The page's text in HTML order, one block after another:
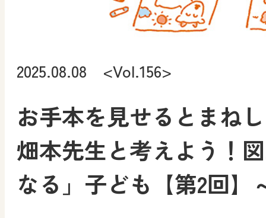
2025.08.08 <Vol.156>
お手本を見せるとまね
畑本先生と考えよう！
なる」子ども【第2回】